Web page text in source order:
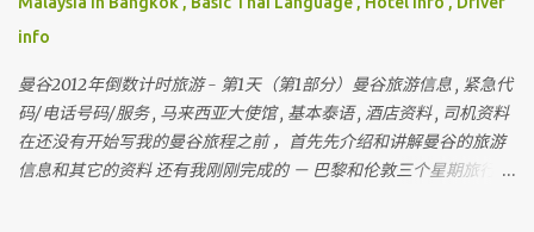
info
曼谷2012年倒数计时旅游 - 第1天（第1部分）曼谷旅游信息 , 紧急代
码/电话号码/服务 , 马来西亚大使馆 , 基本泰语 , 酒店资料 , 司机资料
在还没有开始写我的曼谷旅程之前 ，首先先介绍和讲解曼谷的旅游
信息和其它的资料 还有我刚刚完成的 － 巴黎和伦敦三个星期旅行 ，